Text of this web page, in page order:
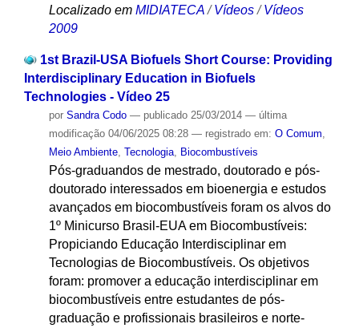
Localizado em MIDIATECA /Vídeos /Vídeos
2009
1st Brazil-USA Biofuels Short Course: Providing
Interdisciplinary Education in Biofuels
Technologies - Vídeo 25
por Sandra Codo — publicado25/03/2014 — última
modificação04/06/2025 08:28 — registrado em: O Comum
Meio Ambiente, Tecnologia, Biocombustíveis
Pós-graduandos de mestrado, doutorado e pós-
doutorado interessados em bioenergia e estudos
avançados em biocombustíveis foram os alvos do
1º Minicurso Brasil-EUA em Biocombustíveis:
Propiciando Educação Interdisciplinar em
Tecnologias de Biocombustíveis. Os objetivos
foram: promover a educação interdisciplinar em
biocombustíveis entre estudantes de pós-
graduação e profissionais brasileiros e norte-